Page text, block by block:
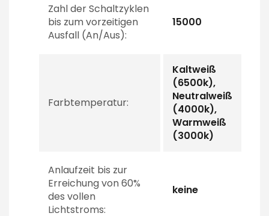
Zahl der Schaltzyklen
bis zum vorzeitigen
Ausfall (An/Aus):
15000
Farbtemperatur:
Kaltweiß
(6500k),
Neutralweiß
(4000k),
Warmweiß
(3000k)
Anlaufzeit bis zur
Erreichung von 60%
des vollen
Lichtstroms:
keine